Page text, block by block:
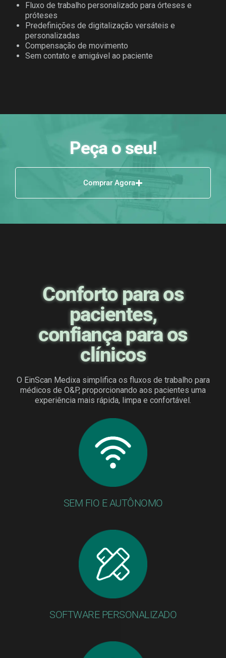
Fluxo de trabalho personalizado para órteses e
próteses
Predefinições de digitalização versáteis e
personalizadas
Compensação de movimento
Sem contato e amigável ao paciente
Peça o seu!
Comprar Agora
Conforto para os
pacientes,
confiança para os
clínicos
O EinScan Medixa simplifica os fluxos de trabalho para
médicos de O&P, proporcionando aos pacientes uma
experiência mais rápida, limpa e confortável.
SEM FIO E AUTÔNOMO
SOFTWARE PERSONALIZADO